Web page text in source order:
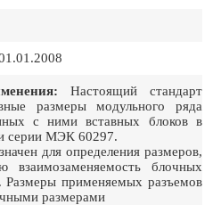
Настоящий стандарт
размеры модульного ряда
с ними вставных блоков в
серии МЭК 60297.
для определения размеров,
взаимозаменяемость блочных
Размеры применяемых разъемов
размерами